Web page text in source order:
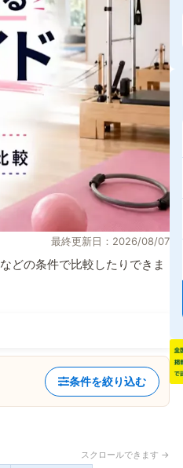
最終更新日：2026/08/07
どの条件で比較したりできま
条件を絞り込む
スクロールできます →